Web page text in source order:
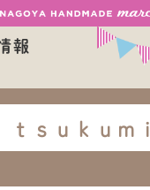
報
ｔｓｕｋｕｍｉ